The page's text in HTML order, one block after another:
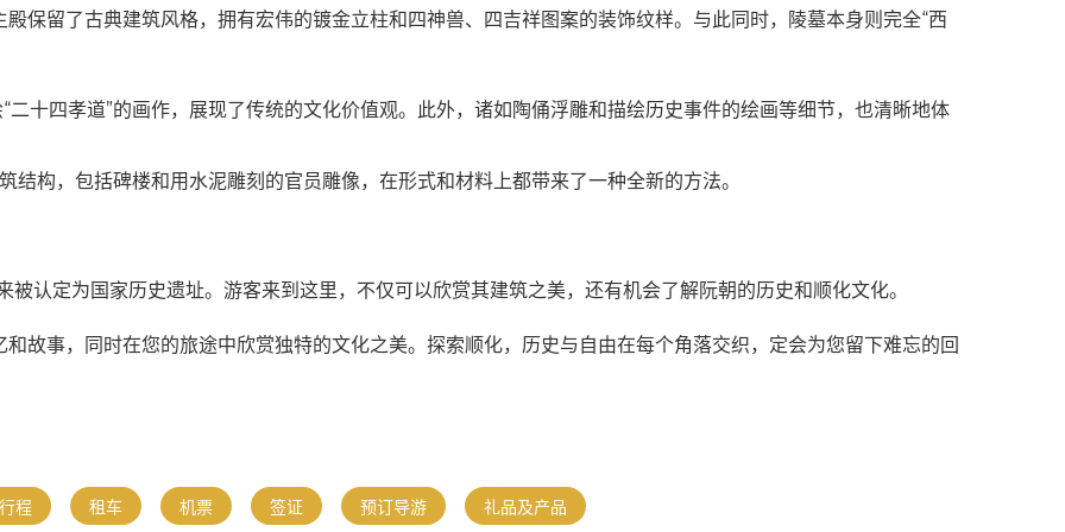
保留了古典建筑风格，拥有宏伟的镀金立柱和四神兽、四吉祥图案的装饰纹样。与此同时，陵墓本身则完全“西
十四孝道”的画作，展现了传统的文化价值观。此外，诸如陶俑浮雕和描绘历史事件的绘画等细节，也清晰地体
结构，包括碑楼和用水泥雕刻的官员雕像，在形式和材料上都带来了一种全新的方法。
认定为国家历史遗址。游客来到这里，不仅可以欣赏其建筑之美，还有机会了解阮朝的历史和顺化文化。
故事，同时在您的旅途中欣赏独特的文化之美。探索顺化，历史与自由在每个角落交织，定会为您留下难忘的回
程 租车 机票 签证 预订导游 礼品及产品